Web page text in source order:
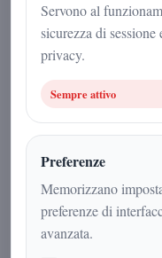
Servono al
sicurezza di
privacy.
Sempre attivo
Preferenze
Memorizzano
preferenze di
avanzata.